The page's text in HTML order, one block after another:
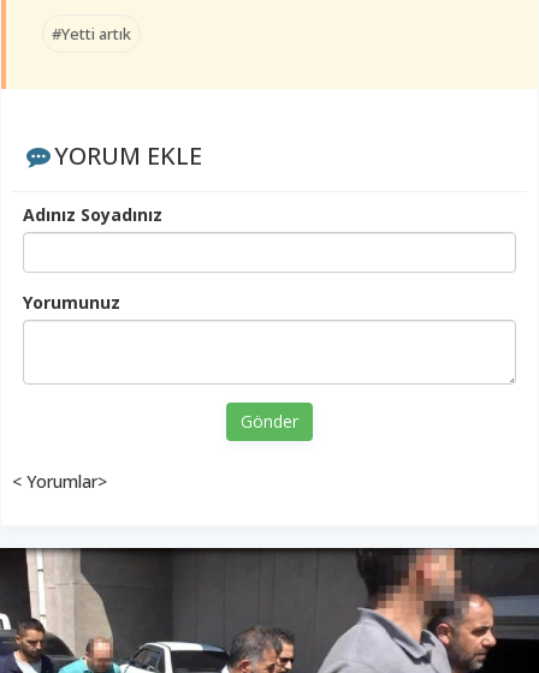
#Yetti artık
YORUM EKLE
Adınız Soyadınız
Yorumunuz
Gönder
< Yorumlar>